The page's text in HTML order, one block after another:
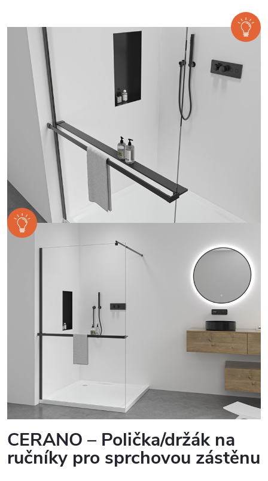
CERANO – Polička/držák na
ručníky pro sprchovou zástěnu